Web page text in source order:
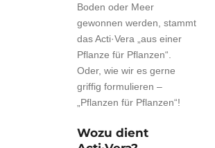
Boden oder Meer
gewonnen werden, stammt
das Acti·Vera „aus einer
Pflanze für Pflanzen“.
Oder, wie wir es gerne
griffig formulieren –
„Pflanzen für Pflanzen“!
Wozu dient